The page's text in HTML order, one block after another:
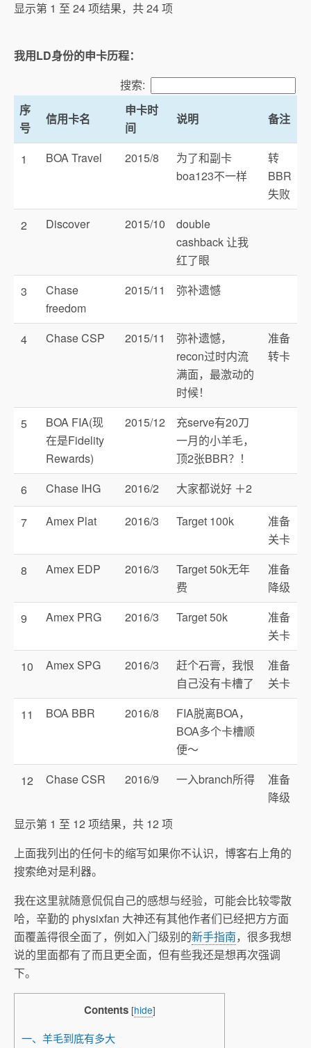
显示第 1 至 24 项结果，共 24 项
我用LD身份的申卡历程：
搜索:
序
号
信用卡名
申卡时
间
说明 备注
1 BOA Travel 2015/8
为了和副卡
boa123不一样
转
BBR
失败
2
Discover 2015/10
double
cashback 让我
红了眼
3
Chase
freedom
2015/11 弥补遗憾
4 Chase CSP 2015/11
弥补遗憾，
recon过时内流
满面，最激动的
时候！
准备
转卡
5
BOA FIA(现
在是Fidelity
Rewards)
2015/12
充serve有20刀
一月的小羊毛，
顶2张BBR？！
6
Chase IHG 2016/2 大家都说好 ＋2
7 Amex Plat 2016/3 Target 100k
准备
关卡
8
Amex EDP 2016/3
Target 50k无年
费
准备
降级
9
Amex PRG 2016/3 Target 50k
准备
关卡
10
Amex SPG 2016/3
赶个石膏，我恨
自己没有卡槽了
准备
关卡
11
BOA BBR 2016/8
FIA脱离BOA，
BOA多个卡槽顺
便～
12
Chase CSR 2016/9 一入branch所得
准备
降级
显示第 1 至 12 项结果，共 12 项
上面我列出的任何卡的缩写如果你不认识，博客右上角的
搜索绝对是利器。
我在这里就随意侃侃自己的感想与经验，可能会比较零散
哈，辛勤的 physixfan 大神还有其他作者们已经把方方面
面覆盖得很全面了，例如入门级别的新手指南，很多我想
说的里面都有了而且更全面，但有些我还是想再次强调
下。
Contents [hide]
一、羊毛到底有多大